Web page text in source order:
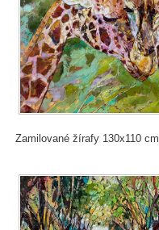
Zamilované žírafy 130x110 cm